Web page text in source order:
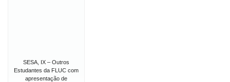
SESA, IX – Outros
Estudantes da FLUC com
apresentação de